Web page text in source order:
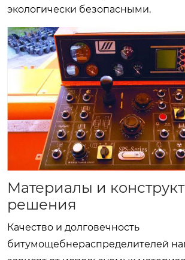
экологически безопасными.
Материалы и
решения
Качество и долговечность
битумощебнераспределителей